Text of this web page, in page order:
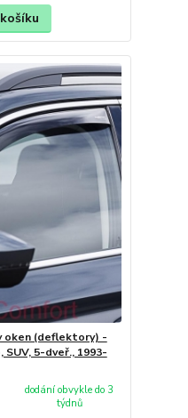
oken (deflektory) -
SUV, 5-dveř., 1993-
dodání obvykle do 3
týdnů